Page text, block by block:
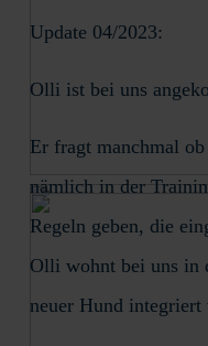
Update 04/2023:
Olli ist bei uns
Er fragt manchmal
nämlich in der
Regeln geben, die
Olli wohnt bei uns in
neuer Hund